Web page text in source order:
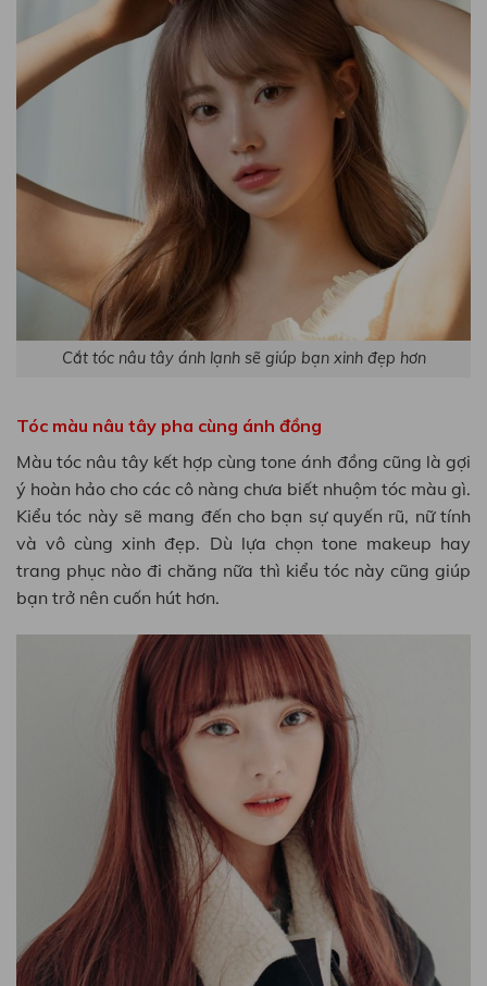
Cắt tóc nâu tây ánh lạnh sẽ giúp bạn xinh đẹp hơn
Tóc màu nâu tây pha cùng ánh đồng
Màu tóc nâu tây kết hợp cùng tone ánh đồng cũng là gợi
ý hoàn hảo cho các cô nàng chưa biết nhuộm tóc màu gì.
Kiểu tóc này sẽ mang đến cho bạn sự quyến rũ, nữ tính
và vô cùng xinh đẹp. Dù lựa chọn tone makeup hay
trang phục nào đi chăng nữa thì kiểu tóc này cũng giúp
bạn trở nên cuốn hút hơn.